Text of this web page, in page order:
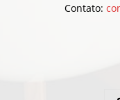
Contato: